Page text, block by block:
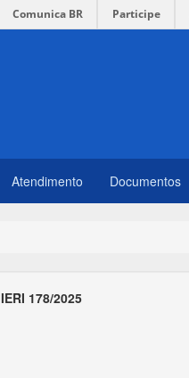
Comunica BR Participe
Atendimento Documentos
IERI 178/2025